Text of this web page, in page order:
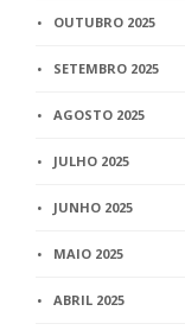
OUTUBRO 2025
SETEMBRO 2025
AGOSTO 2025
JULHO 2025
JUNHO 2025
MAIO 2025
ABRIL 2025